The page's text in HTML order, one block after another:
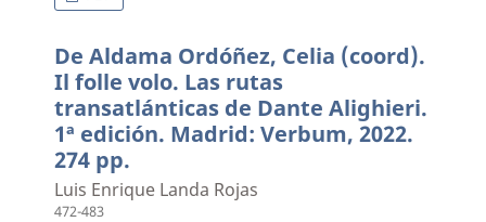
De Aldama Ordóñez, Celia (coord).
Il folle volo. Las rutas
transatlánticas de Dante Alighieri.
1ª edición. Madrid: Verbum, 2022.
274 pp.
Luis Enrique Landa Rojas
472-483